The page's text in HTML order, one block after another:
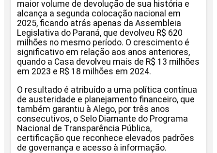
maior volume de devolução de sua história e
alcança a segunda colocação nacional em
2025, ficando atrás apenas da Assembleia
Legislativa do Paraná, que devolveu R$ 620
milhões no mesmo período. O crescimento é
significativo em relação aos anos anteriores,
quando a Casa devolveu mais de R$ 13 milhões
em 2023 e R$ 18 milhões em 2024.
O resultado é atribuído a uma política contínua
de austeridade e planejamento financeiro, que
também garantiu à Alego, por três anos
consecutivos, o Selo Diamante do Programa
Nacional de Transparência Pública,
certificação que reconhece elevados padrões
de governança e acesso à informação.